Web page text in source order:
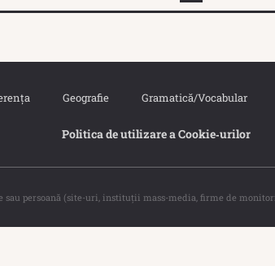
Geografie Gramatică/Vocabular
Politica de utilizare a Cookie‐urilor
persoană (site-uri, instituţii mass-media, firme de